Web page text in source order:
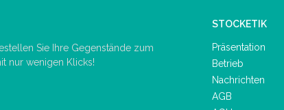
Sie Ihre Gegenstände zum
nur wenigen Klicks!
STOCKETIK
Präsentation
Betrieb
Nachrichten
AGB